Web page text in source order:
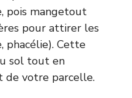
pois mangetout
pour attirer les
phacélie). Cette
sol tout en
de votre parcelle.